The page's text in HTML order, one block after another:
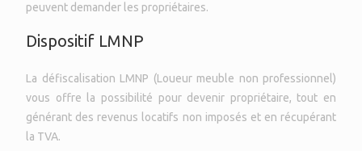
peuvent demander les propriétaires.
Dispositif LMNP
La défiscalisation LMNP (Loueur meuble non professionnel)
vous offre la possibilité pour devenir propriétaire, tout en
générant des revenus locatifs non imposés et en récupérant
la TVA.